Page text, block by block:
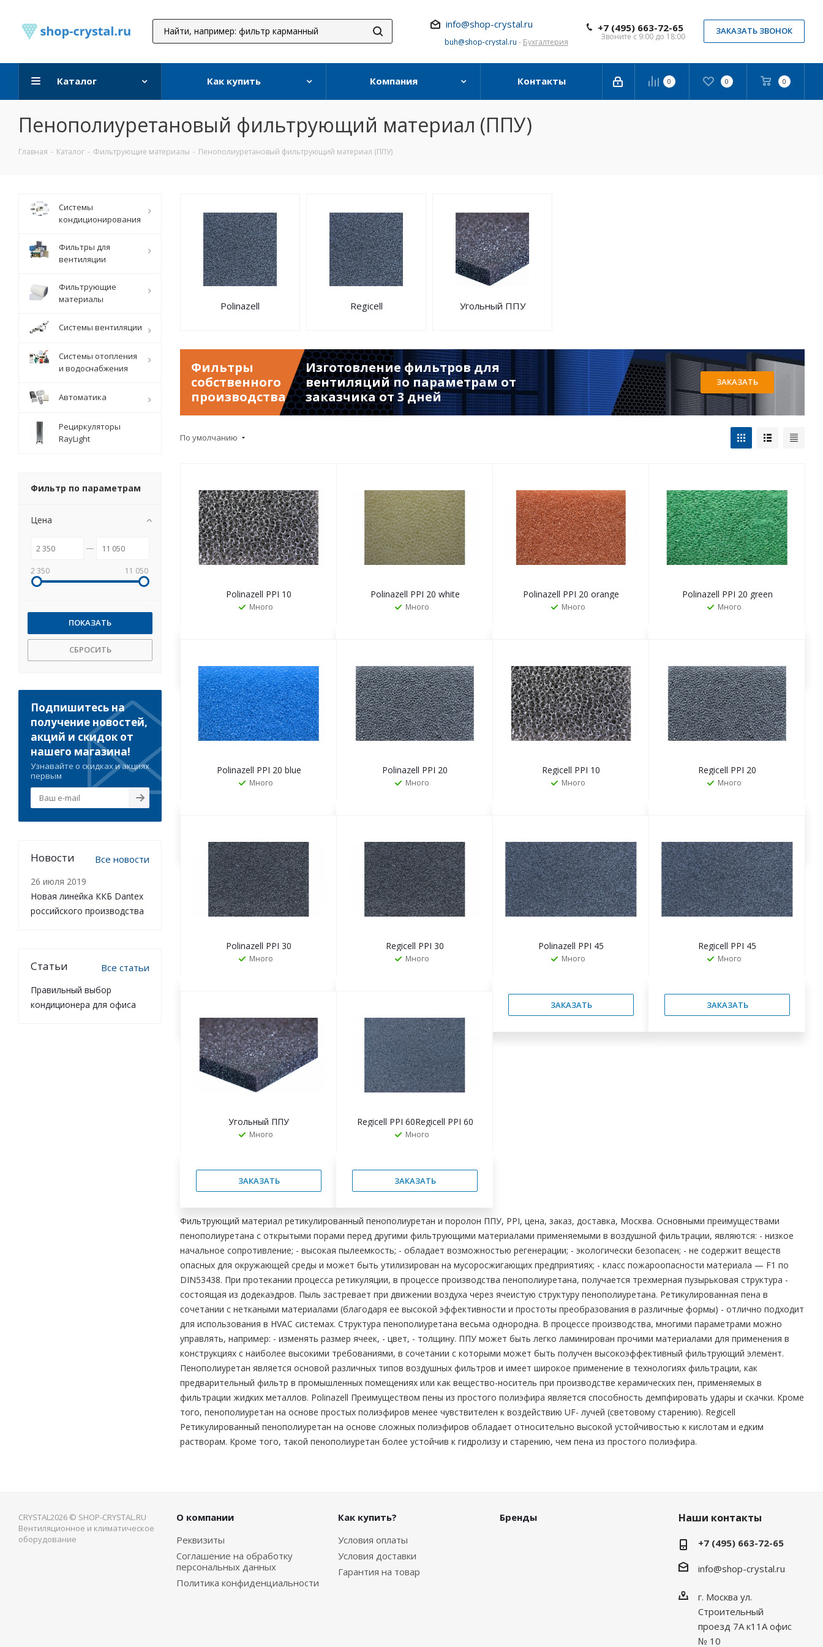
info@shop-crystal.ru
buh@shop-crystal.ru - Бухгалтерия
+7 (495) 663-72-65
Звоните с 9:00 до 18:00
ЗАКАЗАТЬ ЗВОНОК
0 0 0
Каталог Как купить Компания Контакты
Пенополиуретановый фильтрующий материал (ППУ)
Главная - Каталог - Фильтрующие материалы - Пенополиуретановый фильтрующий материал (ППУ)
Polinazell Regicell Угольный ППУ
Фильтры
собственного
производства
Изготовление фильтров для
вентиляций по параметрам от
заказчика от 3 дней
ЗАКАЗАТЬ
По умолчанию
Polinazell PPI 10
Много
Polinazell PPI 20 white
Много
Polinazell PPI 20 orange
Много
Polinazell PPI 20 green
Много
Polinazell PPI 20 blue
Много
Polinazell PPI 20
Много
Regicell PPI 10
Много
Regicell PPI 20
Много
Polinazell PPI 30
Много
Regicell PPI 30
Много
Polinazell PPI 45
Много
ЗАКАЗАТЬ
Regicell PPI 45
Много
ЗАКАЗАТЬ
Угольный ППУ
Много
ЗАКАЗАТЬ
Regicell PPI 60Regicell PPI 60
Много
ЗАКАЗАТЬ
Фильтрующий материал ретикулированный пенополиуретан и поролон ППУ, PPI, цена, заказ, доставка, Москва. Основными преимуществами
пенополиуретана с открытыми порами перед другими фильтрующими материалами применяемыми в воздушной фильтрации, являются: - низкое
начальное сопротивление; - высокая пылеемкость; - обладает возможностью регенерации; - экологически безопасен; - не содержит веществ
опасных для окружающей среды и может быть утилизирован на мусоросжигающих предприятиях; - класс пожароопасности материала — F1 по
DIN53438. При протекании процесса ретикуляции, в процессе производства пенополиуретана, получается трехмерная пузырьковая структура -
состоящая из додекаэдров. Пыль застревает при движении воздуха через ячеистую структуру пенополиуретана. Ретикулированная пена в
сочетании с неткаными материалами (благодаря ее высокой эффективности и простоты преобразования в различные формы) - отлично подходит
для использования в HVAC системах. Структура пенополиуретана весьма однородна. В процессе производства, многими параметрами можно
управлять, например: - изменять размер ячеек, - цвет, - толщину. ППУ может быть легко ламинирован прочими материалами для применения в
конструкциях с наиболее высокими требованиями, в сочетании с которыми может быть получен высокоэффективный фильтрующий элемент.
Пенополиуретан является основой различных типов воздушных фильтров и имеет широкое применение в технологиях фильтрации, как
предварительный фильтр в промышленных помещениях или как вещество-носитель при производстве керамических пен, применяемых в
фильтрации жидких металлов. Polinazell Преимуществом пены из простого полиэфира является способность демпфировать удары и скачки. Кроме
того, пенополиуретан на основе простых полиэфиров менее чувствителен к воздействию UF- лучей (световому старению). Regicell
Ретикулированный пенополиуретан на основе сложных полиэфиров обладает относительно высокой устойчивостью к кислотам и едким
растворам. Кроме того, такой пенополиуретан более устойчив к гидролизу и старению, чем пена из простого полиэфира.
Системы
кондиционирования
Фильтры для
вентиляции
Фильтрующие
материалы
Системы вентиляции
Системы отопления
и водоснабжения
Автоматика
Рециркуляторы
RayLight
Фильтр по параметрам
Цена
2 350 11 050
СБРОСИТЬ
Подпишитесь на
получение новостей,
акций и скидок от
нашего магазина!
Узнавайте о скидках и акциях
первым
Новости Все новости
26 июля 2019
Новая линейка ККБ Dantex
российского производства
Статьи Все статьи
Правильный выбор
кондиционера для офиса
CRYSTAL2026 © SHOP-CRYSTAL.RU
Вентиляционное и климатическое
оборудование
О компании
Реквизиты
Соглашение на обработку
персональных данных
Политика конфиденциальности
Как купить?
Условия оплаты
Условия доставки
Гарантия на товар
Бренды Наши контакты
+7 (495) 663-72-65
info@shop-crystal.ru
г. Москва ул.
Строительный
проезд 7А к11А офис
№ 10